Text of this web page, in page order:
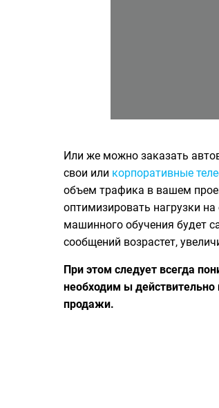
Или же можно заказать
свои или корпоративные
объем трафика в вашем
оптимизировать нагрузки
машинного обучения будет
сообщений возрастет,
При этом следует всегда
необходим ы действительно
продажи.